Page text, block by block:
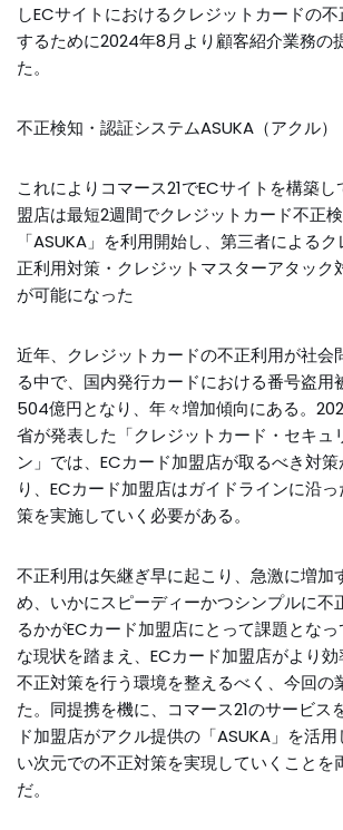
しECサイトにおけるクレジットカードの
するために2024年8月より顧客紹介業務の
た。
不正検知・認証システムASUKA（アクル）
これによりコマース21でECサイトを構築
盟店は最短2週間でクレジットカード不正
「ASUKA」を利用開始し、第三者による
正利用対策・クレジットマスターアタック
が可能になった
近年、クレジットカードの不正利用が社会
る中で、国内発行カードにおける番号盗用
504億円となり、年々増加傾向にある。
省が発表した「クレジットカード・セキュ
ン」では、ECカード加盟店が取るべき対
り、ECカード加盟店はガイドラインに沿
策を実施していく必要がある。
不正利用は矢継ぎ早に起こり、急激に増加
め、いかにスピーディーかつシンプルに不
るかがECカード加盟店にとって課題とな
な現状を踏まえ、ECカード加盟店がより
不正対策を行う環境を整えるべく、今回の
た。同提携を機に、コマース21のサービス
ド加盟店がアクル提供の「ASUKA」を活
い次元での不正対策を実現していくことを
だ。